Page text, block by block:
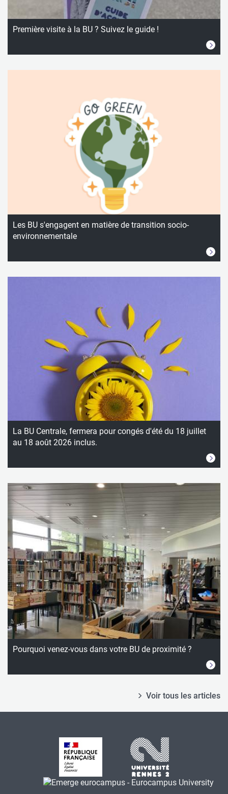
Première visite à la BU ? Suivez le guide !
Les BU s'engagent en matière de transition socio-
environnementale
La BU Centrale, fermera pour congés d'été du 18 juillet
au 18 août 2026 inclus.
Pourquoi venez-vous dans votre BU de proximité ?
Voir tous les articles